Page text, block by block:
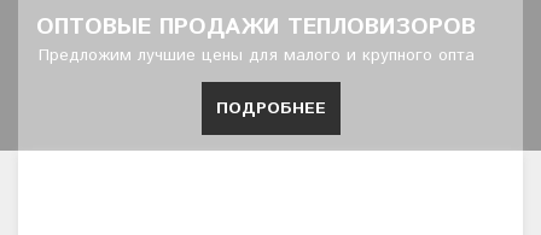
ОПТОВЫЕ ПРОДАЖИ ТЕПЛОВИЗОРОВ
Предложим лучшие цены для малого и крупного опта
ПОДРОБНЕЕ